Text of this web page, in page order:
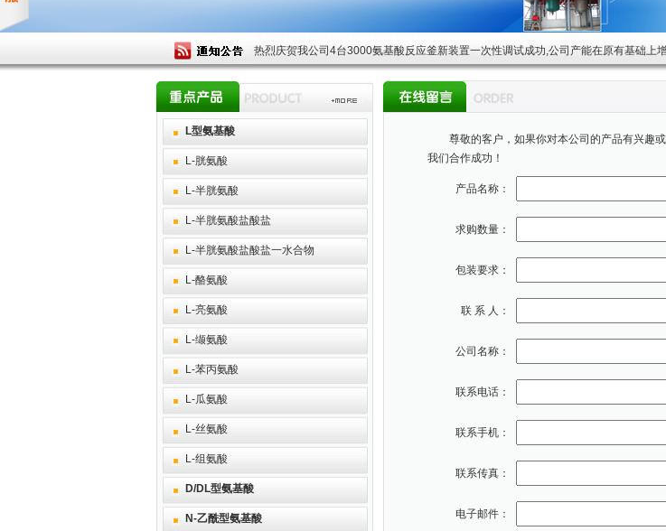
热烈庆贺我公司4台3000氨基酸反应釜新装置一次性调试成功,公司产能在原有基础上
L型氨基酸
L-胱氨酸
L-半胱氨酸
L-半胱氨酸盐酸盐
L-半胱氨酸盐酸盐一水合物
L-酪氨酸
L-亮氨酸
L-缬氨酸
L-苯丙氨酸
L-瓜氨酸
L-丝氨酸
L-组氨酸
D/DL型氨基酸
N-乙酰型氨基酸
尊敬的客户，如果你对本公司的产品有兴趣或
我们合作成功！
产品名称：
求购数量：
包装要求：
联 系 人：
公司名称：
联系电话：
联系手机：
联系传真：
电子邮件：